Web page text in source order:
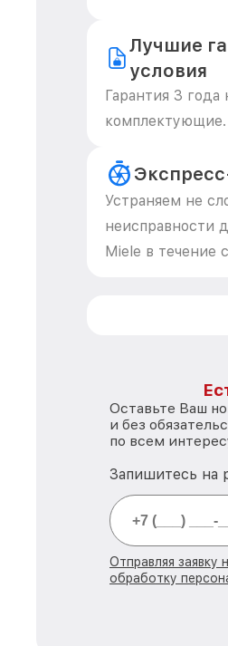
Лучшие
условия
Гарантия 3 года
комплектующие.
Устраняем не
неисправности
Miele в течение
Оставьте Ваш
и без
по всем
Запишитесь на
Отправляя заявку
обработку